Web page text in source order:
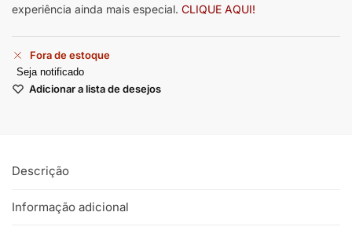
experiência ainda mais especial. CLIQUE AQUI!
Fora de estoque
Seja notificado
Adicionar a lista de desejos
Descrição
Informação adicional